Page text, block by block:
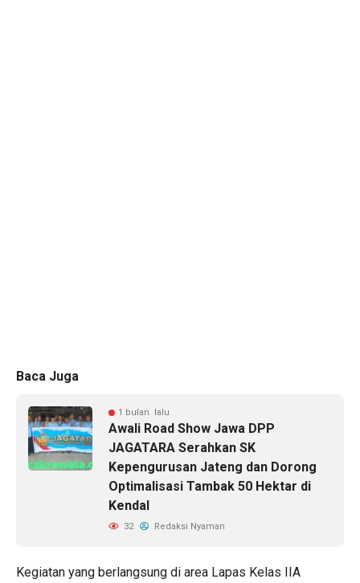
Baca Juga
1 bulan lalu
Awali Road Show Jawa DPP
JAGATARA Serahkan SK
Kepengurusan Jateng dan Dorong
Optimalisasi Tambak 50 Hektar di
Kendal
32 Redaksi Nyaman
Kegiatan yang berlangsung di area Lapas Kelas IIA